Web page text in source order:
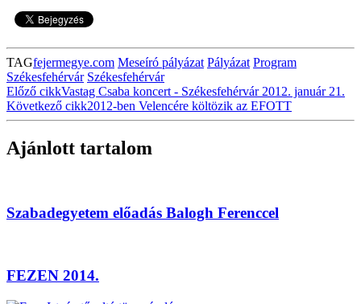
TAGfejermegye.com Meseíró pályázat Pályázat Program
Székesfehérvár Székesfehérvár
Előző cikkVastag Csaba koncert - Székesfehérvár 2012. január 21.
Következő cikk2012-ben Velencére költözik az EFOTT
Ajánlott tartalom
Szabadegyetem előadás Balogh Ferenccel
FEZEN 2014.